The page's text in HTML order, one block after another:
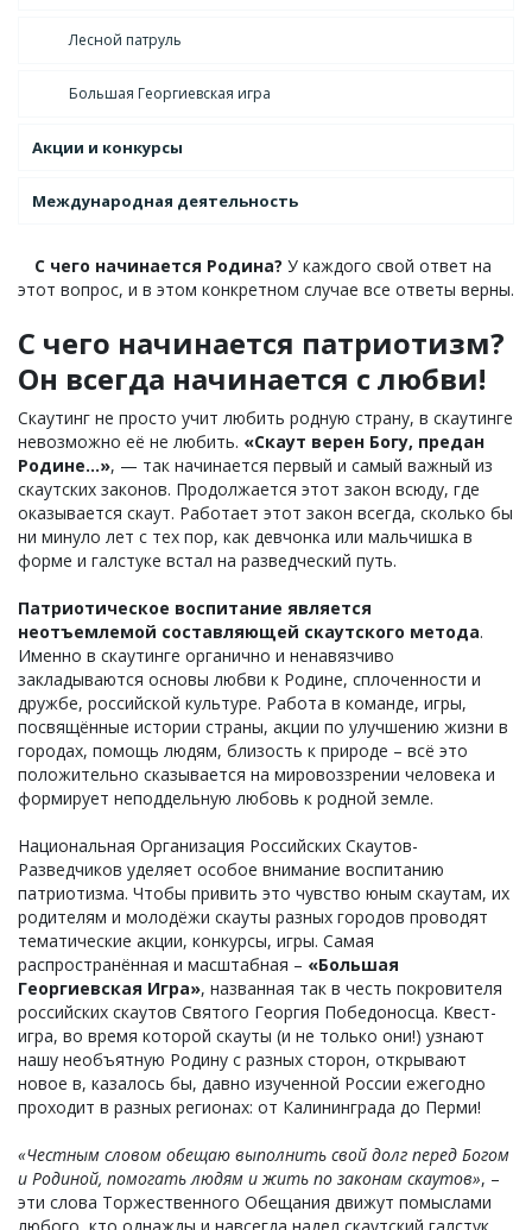
Лесной патруль
Большая Георгиевская игра
Акции и конкурсы
Международная деятельность
С чего начинается Родина? У каждого свой ответ на
этот вопрос, и в этом конкретном случае все ответы верны.
С чего начинается патриотизм?
Он всегда начинается с любви!
Скаутинг не просто учит любить родную страну, в скаутинге
невозможно её не любить. «Скаут верен Богу, предан
Родине…», — так начинается первый и самый важный из
скаутских законов. Продолжается этот закон всюду, где
оказывается скаут. Работает этот закон всегда, сколько бы
ни минуло лет с тех пор, как девчонка или мальчишка в
форме и галстуке встал на разведческий путь.
Патриотическое воспитание является
неотъемлемой составляющей скаутского метода.
Именно в скаутинге органично и ненавязчиво
закладываются основы любви к Родине, сплоченности и
дружбе, российской культуре. Работа в команде, игры,
посвящённые истории страны, акции по улучшению жизни в
городах, помощь людям, близость к природе – всё это
положительно сказывается на мировоззрении человека и
формирует неподдельную любовь к родной земле.
Национальная Организация Российских Скаутов-
Разведчиков уделяет особое внимание воспитанию
патриотизма. Чтобы привить это чувство юным скаутам, их
родителям и молодёжи скауты разных городов проводят
тематические акции, конкурсы, игры. Самая
распространённая и масштабная – «Большая
Георгиевская Игра», названная так в честь покровителя
российских скаутов Святого Георгия Победоносца. Квест-
игра, во время которой скауты (и не только они!) узнают
нашу необъятную Родину с разных сторон, открывают
новое в, казалось бы, давно изученной России ежегодно
проходит в разных регионах: от Калининграда до Перми!
«Честным словом обещаю выполнить свой долг перед Богом
и Родиной, помогать людям и жить по законам скаутов», –
эти слова Торжественного Обещания движут помыслами